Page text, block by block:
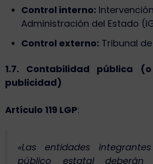
Control interno:
Administración del Estado
Control externo: Tribunal
1.7. Contabilidad pública
publicidad)
Artículo 119 LGP:
«Las entidades
público estatal deberán